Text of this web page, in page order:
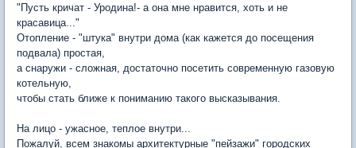
"Пусть кричат - Уродина!- а она мне нравится, хоть и не
красавица..."
Отопление - "штука" внутри дома (как кажется до посещения
подвала) простая,
а снаружи - сложная, достаточно посетить современную газовую
котельную,
чтобы стать ближе к пониманию такого высказывания.
На лицо - ужасное, теплое внутри...
Пожалуй, всем знакомы архитектурные "пейзажи" городских